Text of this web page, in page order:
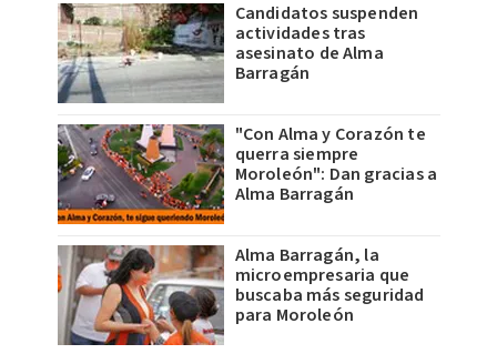
Candidatos suspenden
actividades tras
asesinato de Alma
Barragán
"Con Alma y Corazón te
querra siempre
Moroleón": Dan gracias a
Alma Barragán
Alma Barragán, la
microempresaria que
buscaba más seguridad
para Moroleón